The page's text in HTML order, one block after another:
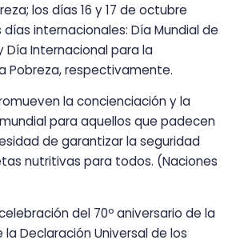
los días 16 y 17 de octubre
internacionales: Día Mundial de
Día Internacional para la
Pobreza, respectivamente.
la concienciación y la
para aquellos que padecen
de garantizar la seguridad
nutritivas para todos. (Naciones
del 70º aniversario de la
Declaración Universal de los